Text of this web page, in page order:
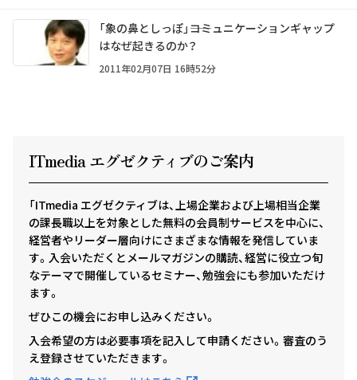
「象の鼻としっぽ」――コミュニケーションギャップ
はなぜ起きるのか？
2011年02月07日 16時52分
ITmedia エグゼクティ ブのご案内
「ITmedia エグゼクティブは、上場企業および上場相当企業
の課長職以上を対象とした無料の会員制サービスを中心に、
経営者やリーダー層向けにさまざまな情報を発信していま
す。入会いただくとメールマガジンの購読、経営に役立つ旬
なテーマで開催しているセミナー、勉強会にも参加いただけ
ます。
ぜひこの機会にお申し込みください。
入会希望の方は必要事項を記入して申請ください。審査のう
え登録させていただきます。